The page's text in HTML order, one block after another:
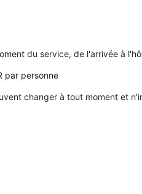
du service, de l'arrivée à
par personne
changer à tout moment et